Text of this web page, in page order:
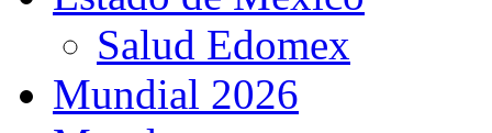
Salud Edomex
Mundial 2026